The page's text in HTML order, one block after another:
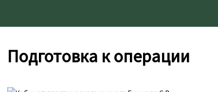
Подготовка к операции